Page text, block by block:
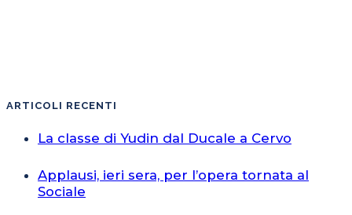
ARTICOLI RECENTI
La classe di Yudin dal Ducale a Cervo
Applausi, ieri sera, per l’opera tornata al
Sociale